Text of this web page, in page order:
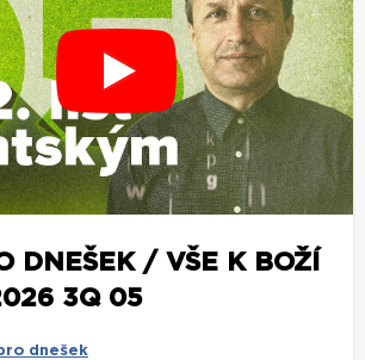
DNEŠEK / VŠE K BOŽÍ
3Q 05
dnešek